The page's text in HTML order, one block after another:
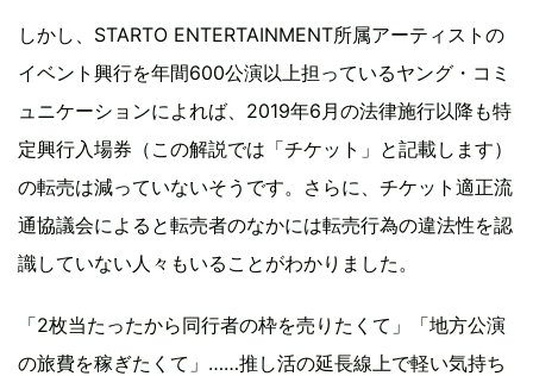
しかし、STARTO ENTERTAINMENT所属アーティストの
イベント興行を年間600公演以上担っているヤング・コミ
ュニケーションによれば、2019年6月の法律施行以降も特
定興行入場券（この解説では「チケット」と記載します）
の転売は減っていないそうです。さらに、チケット適正流
通協議会によると転売者のなかには転売行為の違法性を認
識していない人々もいることがわかりました。
「2枚当たったから同行者の枠を売りたくて」「地方公演
の旅費を稼ぎたくて」……推し活の延長線上で軽い気持ち